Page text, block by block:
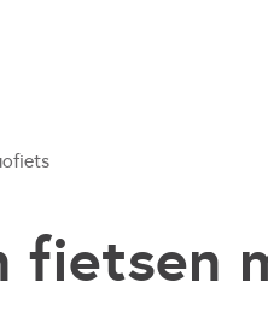
fietsen